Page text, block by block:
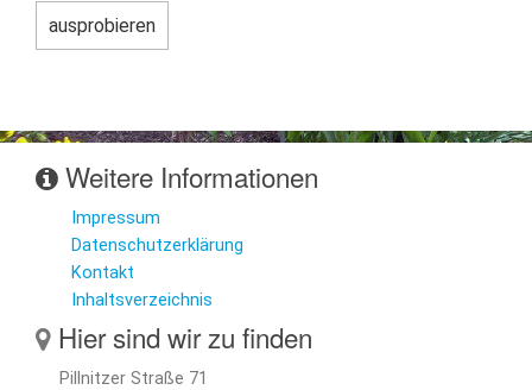
Weitere Informationen
Impressum
Datenschutzerklärung
Kontakt
Inhaltsverzeichnis
Hier sind wir zu finden
Pillnitzer Straße 71